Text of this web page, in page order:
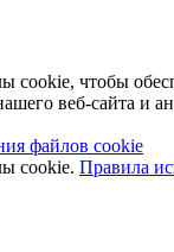
cookie, чтобы
веб-сайта и
файлов cookie
cookie. Правила